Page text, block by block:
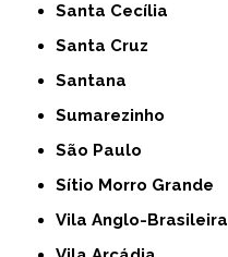
Santa Cecília
Santa Cruz
Santana
Sumarezinho
São Paulo
Sítio Morro Grande
Vila Anglo-Brasileira